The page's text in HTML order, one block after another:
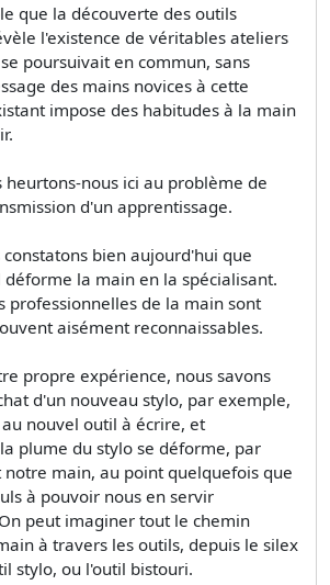
que la découverte des outils
l'existence de véritables ateliers
poursuivait en commun, sans
des mains novices à cette
impose des habitudes à la main
heurtons-nous ici au problème de
d'un apprentissage.
constatons bien aujourd'hui que
la main en la spécialisant.
professionnelles de la main sont
aisément reconnaissables.
propre expérience, nous savons
d'un nouveau stylo, par exemple,
nouvel outil à écrire, et
plume du stylo se déforme, par
notre main, au point quelquefois que
à pouvoir nous en servir
peut imaginer tout le chemin
à travers les outils, depuis le silex
stylo, ou l'outil bistouri.